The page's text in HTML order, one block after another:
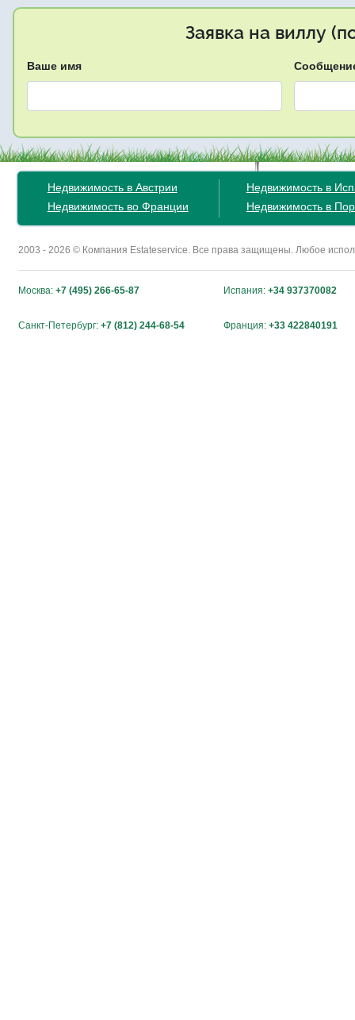
Заявка на виллу
Ваше имя
Недвижимость в Австрии
Недвижимость во Франции
Недвижимость в
Недвижимость в
2003 - 2026 © Компания Estateservice. Все права защищены. Любое
Москва: +7 (495) 266-65-87 Испания: +34 937370082
Санкт-Петербург: +7 (812) 244-68-54 Франция: +33 422840191